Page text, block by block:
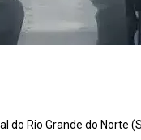
do Rio Grande do Norte